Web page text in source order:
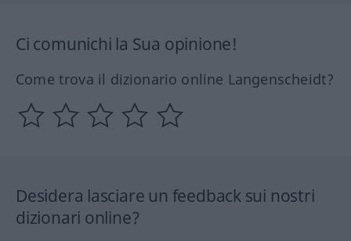
Ci comunichi la Sua opinione!
Come trova il dizionario online Langenscheidt?
Desidera lasciare un feedback sui nostri
dizionari online?